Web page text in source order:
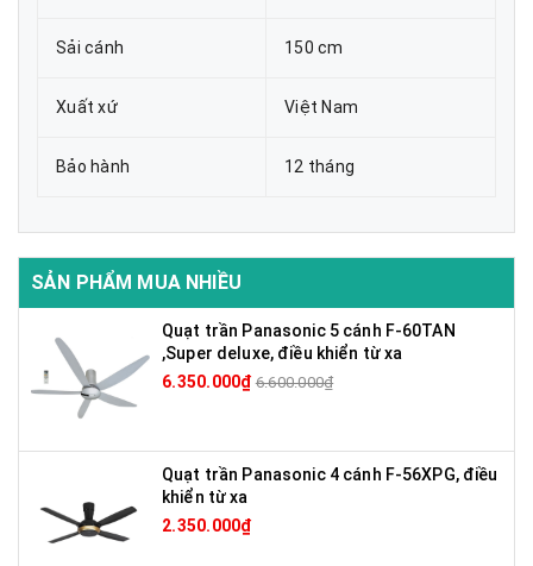
Sải cánh 150 cm
Xuất xứ Việt Nam
Bảo hành 12 tháng
SẢN PHẨM MUA NHIỀU
Quạt trần Panasonic 5 cánh F-60TAN
,Super deluxe, điều khiển từ xa
6.350.000₫ 6.600.000₫
Quạt trần Panasonic 4 cánh F-56XPG, điều
khiển từ xa
2.350.000₫